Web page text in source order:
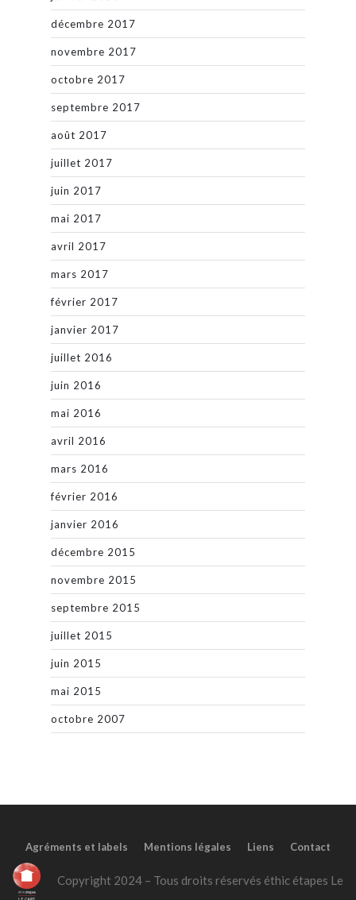
décembre 2017
novembre 2017
octobre 2017
septembre 2017
août 2017
juillet 2017
juin 2017
mai 2017
avril 2017
mars 2017
février 2017
janvier 2017
juillet 2016
juin 2016
mai 2016
avril 2016
mars 2016
février 2016
janvier 2016
décembre 2015
novembre 2015
septembre 2015
juillet 2015
juin 2015
mai 2015
octobre 2007
Agréments et labels Mentions légales Liens Contact
Copyright 2024 – Tous droits réservés éthic étapes Le